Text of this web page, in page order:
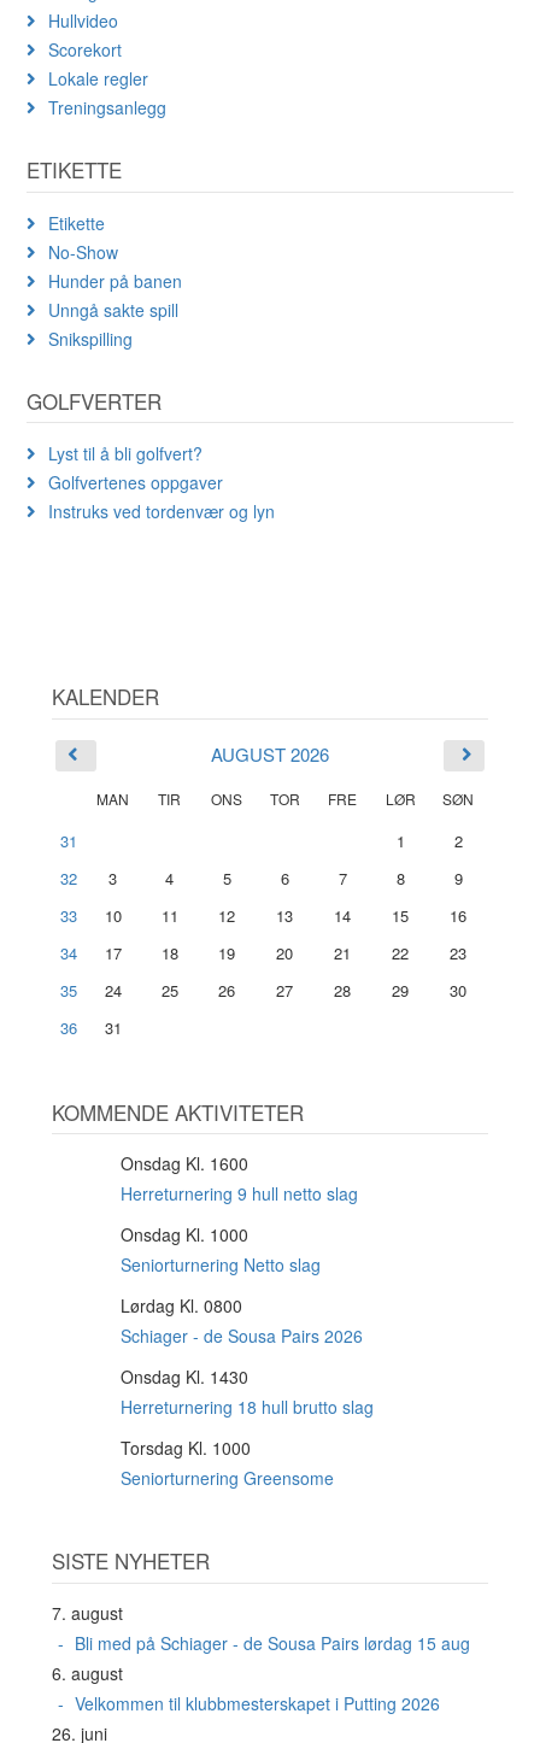
Hullvideo
Scorekort
Lokale regler
Treningsanlegg
ETIKETTE
Etikette
No-Show
Hunder på banen
Unngå sakte spill
Snikspilling
GOLFVERTER
Lyst til å bli golfvert?
Golfvertenes oppgaver
Instruks ved tordenvær og lyn
KALENDER
AUGUST 2026
MAN TIR ONS TOR FRE LØR SØN
31 1
2
32
3 4 5 6 7 8
9
33
10 11 12 13 14 15
16
34
17 18 19 20 21 22
23
35
24 25 26 27 28 29
30
36
31
KOMMENDE AKTIVITETER
Onsdag Kl. 1600
Herreturnering 9 hull netto slag
Onsdag Kl. 1000
Seniorturnering Netto slag
Lørdag Kl. 0800
Schiager - de Sousa Pairs 2026
Onsdag Kl. 1430
Herreturnering 18 hull brutto slag
Torsdag Kl. 1000
Seniorturnering Greensome
SISTE NYHETER
7. august
Bli med på Schiager - de Sousa Pairs lørdag 15 aug
6. august
Velkommen til klubbmesterskapet i Putting 2026
26. juni